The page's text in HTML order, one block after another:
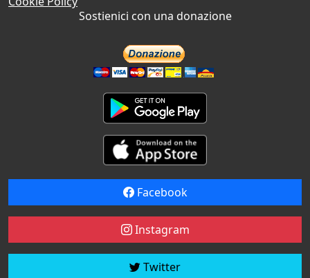
Sostienici con una donazione
Facebook
Instagram
Twitter